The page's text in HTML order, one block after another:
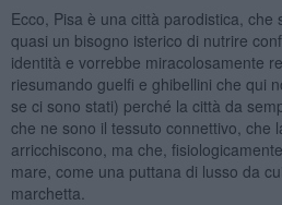
Ecco, Pisa è una città parodistica, che
quasi un bisogno isterico di nutrire
identità e vorrebbe miracolosamente
riesumando guelfi e ghibellini che qui
se ci sono stati) perché la città da
che ne sono il tessuto connettivo, che
arricchiscono, ma che,
mare, come una puttana di lusso da
marchetta.